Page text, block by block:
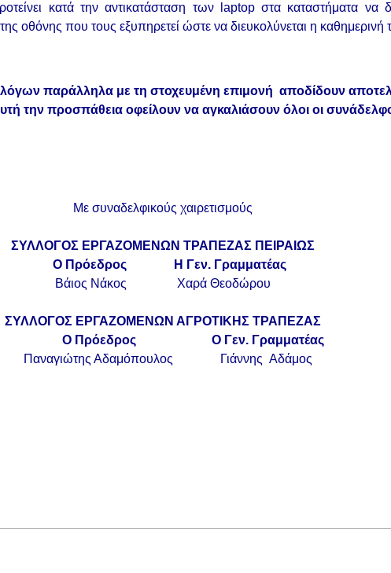
κατά την αντικατάσταση των laptop στα καταστήματα να
οθόνης που τους εξυπηρετεί ώστε να διευκολύνεται η καθημερινή
παράλληλα με τη στοχευμένη επιμονή αποδίδουν
την προσπάθεια οφείλουν να αγκαλιάσουν όλοι οι
Με συναδελφικούς χαιρετισμούς
ΣΥΛΛΟΓΟΣ ΕΡΓΑΖΟΜΕΝΩΝ ΤΡΑΠΕΖΑΣ ΠΕΙΡΑΙΩΣ
Ο Πρόεδρος Η Γεν. Γραμματέας
Βάιος Νάκος Χαρά Θεοδώρου
ΣΥΛΛΟΓΟΣ ΕΡΓΑΖΟΜΕΝΩΝ ΑΓΡΟΤΙΚΗΣ ΤΡΑΠΕΖΑΣ
Ο Πρόεδρος Ο Γεν. Γραμματέας
Παναγιώτης Αδαμόπουλος Γιάννης Αδάμος